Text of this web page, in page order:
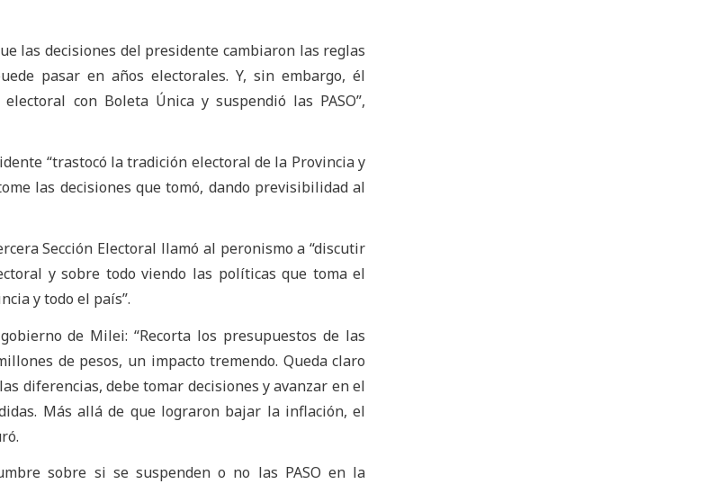
las decisiones del presidente cambiaron las reglas
pasar en años electorales. Y, sin embargo, él
con Boleta Única y suspendió las PASO”,
“trastocó la tradición electoral de la Provincia y
las decisiones que tomó, dando previsibilidad al
Sección Electoral llamó al peronismo a “discutir
y sobre todo viendo las políticas que toma el
y todo el país”.
de Milei: “Recorta los presupuestos de las
de pesos, un impacto tremendo. Queda claro
diferencias, debe tomar decisiones y avanzar en el
Más allá de que lograron bajar la inflación, el
sobre si se suspenden o no las PASO en la